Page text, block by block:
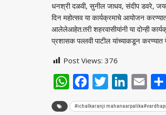
धनश्री दळवी, सुनील जाधव, संदीप डवरे,
दिन महोत्सव या कार्यक्रमाचे आयोजन
आलेलेआहेत.तरी शहरवासीयांनी या दोन्ही
प्रशासक पल्लवी पाटील यांच्याकडून
Post Views: 376
WhatsApp
Facebook
Twitter
#ichalkaranji